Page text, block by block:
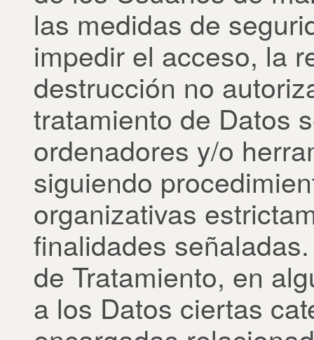
las medidas de
impedir el acceso, la
destrucción no
tratamiento de Datos
ordenadores y/o
siguiendo
organizativas
finalidades
de Tratamiento, en
a los Datos ciertas